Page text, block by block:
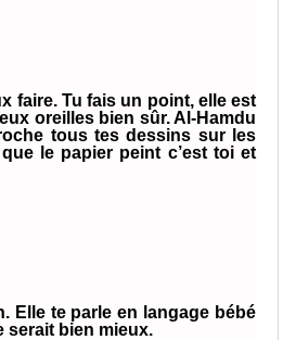
faire. Tu fais un point, elle est
oreilles bien sûr. Al-Hamdu
tous tes dessins sur les
le papier peint c’est toi et
Elle te parle en langage bébé
serait bien mieux.